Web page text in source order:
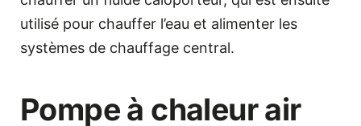
utilisé pour chauffer l’eau et alimenter les
systèmes de chauffage central.
Pompe à chaleur air